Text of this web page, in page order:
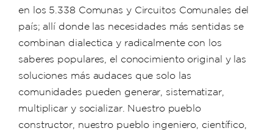
en los 5.338 Comunas y Circuitos Comunales del
país; allí donde las necesidades más sentidas se
combinan dialectica y radicalmente con los
saberes populares, el conocimiento original y las
soluciones más audaces que solo las
comunidades pueden generar, sistematizar,
multiplicar y socializar. Nuestro pueblo
constructor, nuestro pueblo ingeniero, científico,